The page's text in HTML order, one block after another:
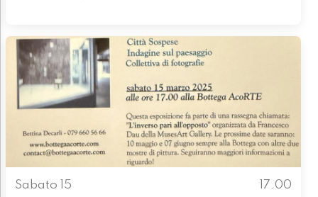
Sabato 15
17.00